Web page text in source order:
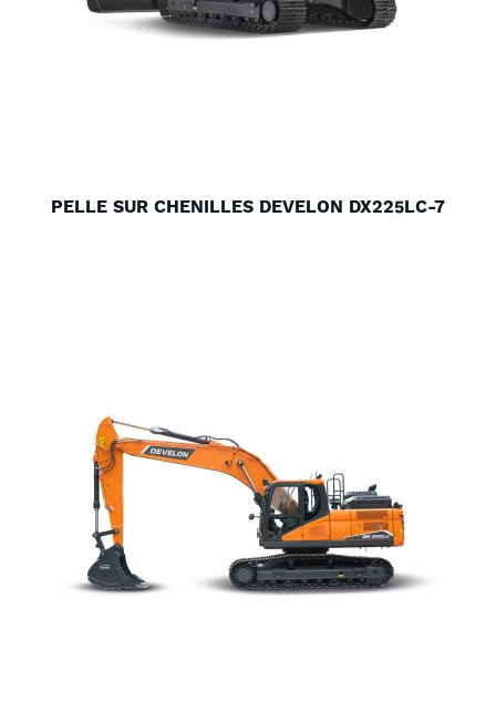
PELLE SUR CHENILLES DEVELON DX225LC-7